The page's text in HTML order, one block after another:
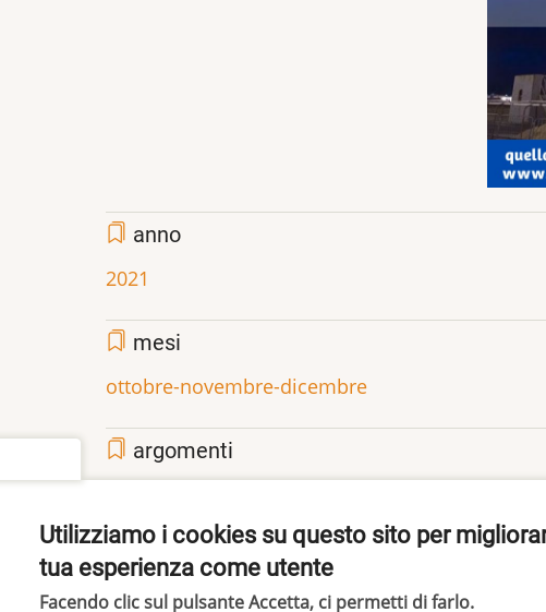
anno
2021
mesi
ottobre-novembre-dicembre
argomenti
Share
Facebook
Twitter
Pinterest
Utilizziamo i cookies su questo sito per
tua esperienza come utente
Facendo clic sul pulsante Accetta, ci permetti di farlo.